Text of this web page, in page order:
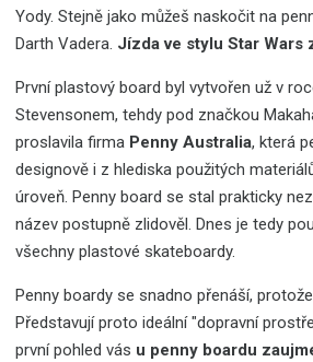
Yody. Stejně jako můžeš naskočit na
Darth Vadera. Jízda ve stylu Star Wars
První plastový board byl vytvořen už v
Stevensonem, tehdy pod značkou
proslavila firma Penny Australia, která
designově i z hlediska použitých
úroveň. Penny board se stal prakticky
název postupně zlidověl. Dnes je tedy
všechny plastové skateboardy.
Penny boardy se snadno přenáší,
Představují proto ideální "dopravní
první pohled vás u penny boardu